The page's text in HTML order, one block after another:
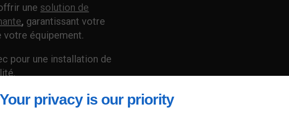
Your privacy is our priority
une solution de
, garantissant votre
équipement.
pour une installation de